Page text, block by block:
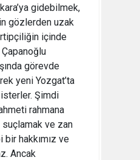
gidebilmek,
gözlerden uzak
içinde
görevde
yeni Yozgat’ta
Şimdi
rahmana
ve zan
bir hakkımız ve
Ancak